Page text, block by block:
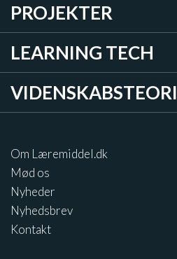
PROJEKTER
LEARNING TECH
VIDENSKABSTEORI
Om Læremiddel.dk
Mød os
Nyheder
Nyhedsbrev
Kontakt